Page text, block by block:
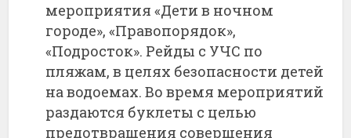
мероприятия «Дети в ночном
городе», «Правопорядок»,
«Подросток». Рейды с УЧС по
пляжам, в целях безопасности детей
на водоемах. Во время мероприятий
раздаются буклеты с целью
предотвращения совершения